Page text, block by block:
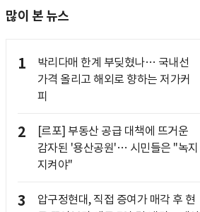
많이 본 뉴스
1
박리다매 한계 부딪혔나… 국내선
가격 올리고 해외로 향하는 저가커
피
2
[르포] 부동산 공급 대책에 뜨거운
감자된 '용산공원'… 시민들은 "녹지
지켜야"
3
압구정현대, 직접 증여가 매각 후 현